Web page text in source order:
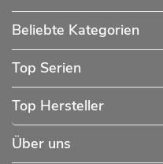
Beliebte Kategorien
Top Serien
Top Hersteller
Über uns